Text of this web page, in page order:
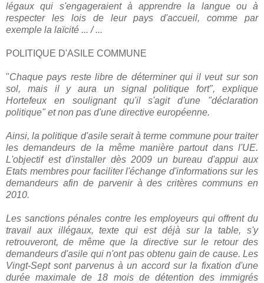
légaux qui s'engageraient à apprendre la langue ou à
respecter les lois de leur pays d'accueil, comme par
exemple la laïcité ... / ...
POLITIQUE D'ASILE COMMUNE
"Chaque pays reste libre de déterminer qui il veut sur son
sol, mais il y aura un signal politique fort", explique
Hortefeux en soulignant qu'il s'agit d'une "déclaration
politique" et non pas d'une directive européenne.
Ainsi, la politique d'asile serait à terme commune pour traiter
les demandeurs de la même manière partout dans l'UE.
L'objectif est d'installer dès 2009 un bureau d'appui aux
Etats membres pour faciliter l'échange d'informations sur les
demandeurs afin de parvenir à des critères communs en
2010.
Les sanctions pénales contre les employeurs qui offrent du
travail aux illégaux, texte qui est déjà sur la table, s'y
retrouveront, de même que la directive sur le retour des
demandeurs d'asile qui n'ont pas obtenu gain de cause. Les
Vingt-Sept sont parvenus à un accord sur la fixation d'une
durée maximale de 18 mois de détention des immigrés